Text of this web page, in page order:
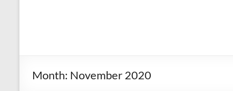
Month: November 2020